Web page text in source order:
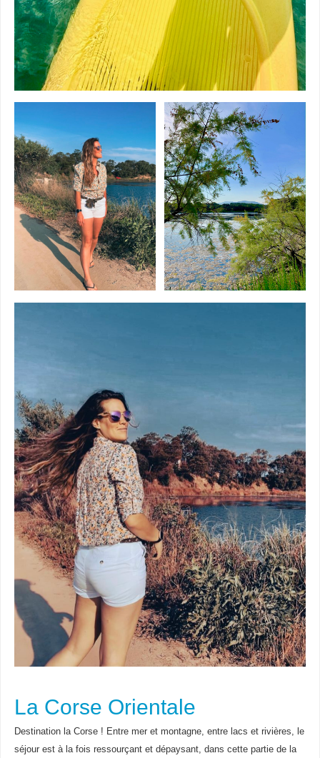
La Corse Orientale
Destination la Corse ! Entre mer et montagne, entre lacs et rivières, le
séjour est à la fois ressourçant et dépaysant, dans cette partie de la